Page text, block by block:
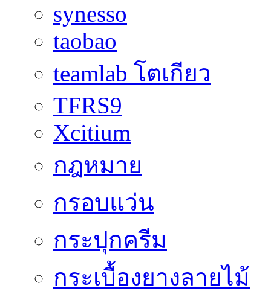
synesso
taobao
teamlab โตเกียว
TFRS9
Xcitium
กฎหมาย
กรอบแว่น
กระปุกครีม
กระเบื้องยางลายไม้